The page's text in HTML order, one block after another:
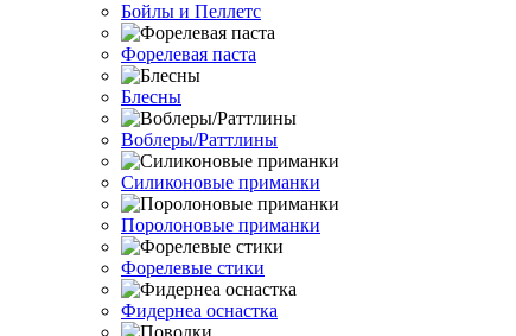
Бойлы и Пеллетс
Форелевая паста
Блесны
Воблеры/Раттлины
Силиконовые приманки
Поролоновые приманки
Форелевые стики
Фидернеа оснастка